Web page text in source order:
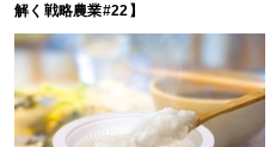
解く戦略農業#22】